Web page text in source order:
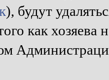
), будут
как хозяева